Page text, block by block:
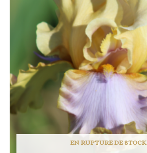
EN RUPTURE DE STOCK